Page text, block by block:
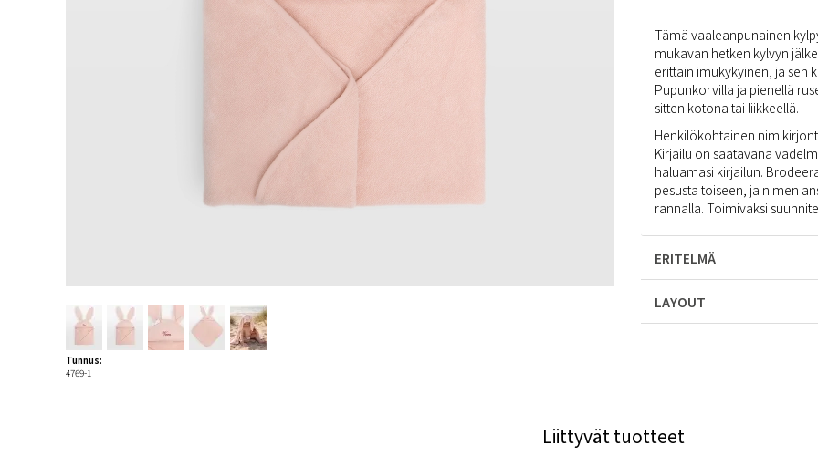
Tämä vaaleanpunainen
mukavan hetken kylvyn
erittäin imukykyinen, ja sen
Pupunkorvilla ja pienellä
sitten kotona tai liikkeellä.
Henkilökohtainen
Kirjailu on saatavana
haluamasi kirjailun.
pesusta toiseen, ja nimen
rannalla. Toimivaksi
ERITELMÄ
LAYOUT
Tunnus:
4769-1
Liittyvät tuotteet